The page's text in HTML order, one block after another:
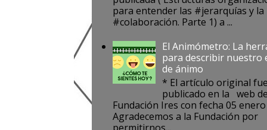
para entender las #jerarquías y la
#colaboración. Parte 1) a ...
El Animómetro: La
para describir nuestro
de ánimo
* El artículo original
publicado en la web
Fundación Ires con fecha 05 enero
Agradecemos a la Fundación por